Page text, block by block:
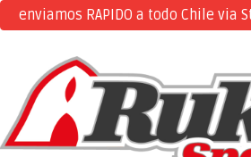
enviamos RAPIDO a todo Chile via